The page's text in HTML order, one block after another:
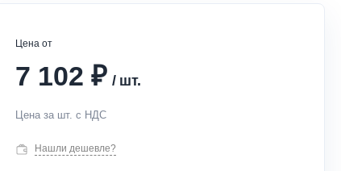
Цена от
7 102₽ / шт.
Цена за шт. с НДС
Нашли дешевле?